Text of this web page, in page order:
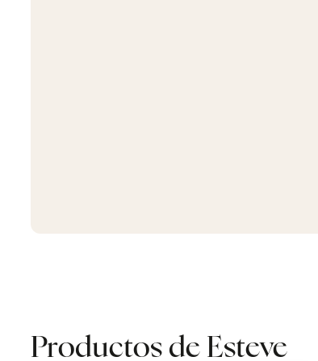
Productos de Esteve